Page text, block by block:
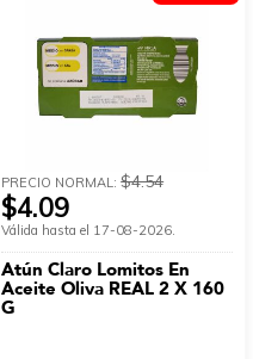
PRECIO NORMAL:$4.54
$4.09
Válida hasta el 17-08-2026.
Atún Claro Lomitos En
Aceite Oliva REAL 2 X 160
G